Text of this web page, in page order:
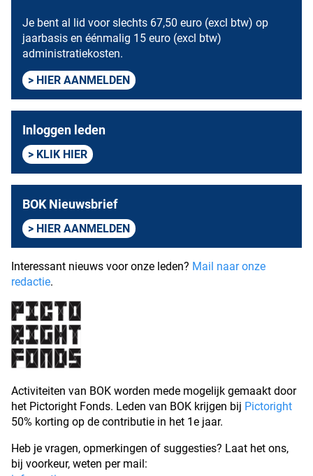
Je bent al lid voor slechts 67,50 euro (excl btw) op
jaarbasis en éénmalig 15 euro (excl btw)
administratiekosten.
HIER AANMELDEN
Inloggen leden
KLIK HIER
BOK Nieuwsbrief
HIER AANMELDEN
Interessant nieuws voor onze leden? Mail naar onze
redactie.
Activiteiten van BOK worden mede mogelijk gemaakt door
het Pictoright Fonds. Leden van BOK krijgen bij Pictoright
50% korting op de contributie in het 1e jaar.
Heb je vragen, opmerkingen of suggesties? Laat het ons,
bij voorkeur, weten per mail: